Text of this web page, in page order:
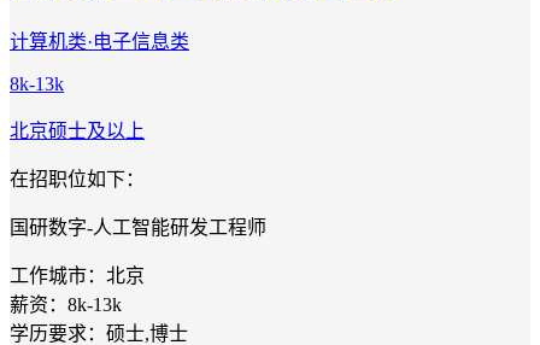
计算机类·电子信息类
8k-13k
北京硕士及以上
在招职位如下：
国研数字-人工智能研发工程师
工作城市：北京
薪资：8k-13k
学历要求：硕士,博士